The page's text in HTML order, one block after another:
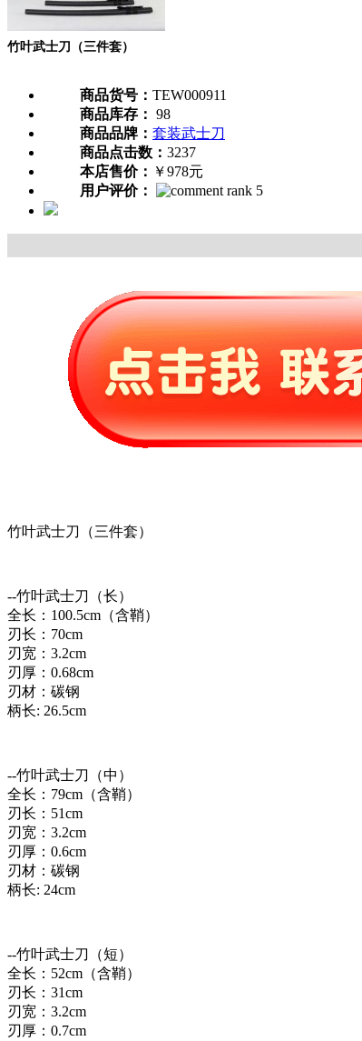
竹叶武士刀（三件套）
商品货号： TEW000911
商品库存： 98
商品品牌： 套装武士刀
商品点击数： 3237
本店售价： ￥978元
用户评价：
竹叶武士刀（三件套）
--竹叶武士刀（长）
全长：100.5cm（含鞘）
刃长：70cm
刃宽：3.2cm
刃厚：0.68cm
刃材：碳钢
柄长: 26.5cm
--竹叶武士刀（中）
全长：79cm（含鞘）
刃长：51cm
刃宽：3.2cm
刃厚：0.6cm
刃材：碳钢
柄长: 24cm
--竹叶武士刀（短）
全长：52cm（含鞘）
刃长：31cm
刃宽：3.2cm
刃厚：0.7cm